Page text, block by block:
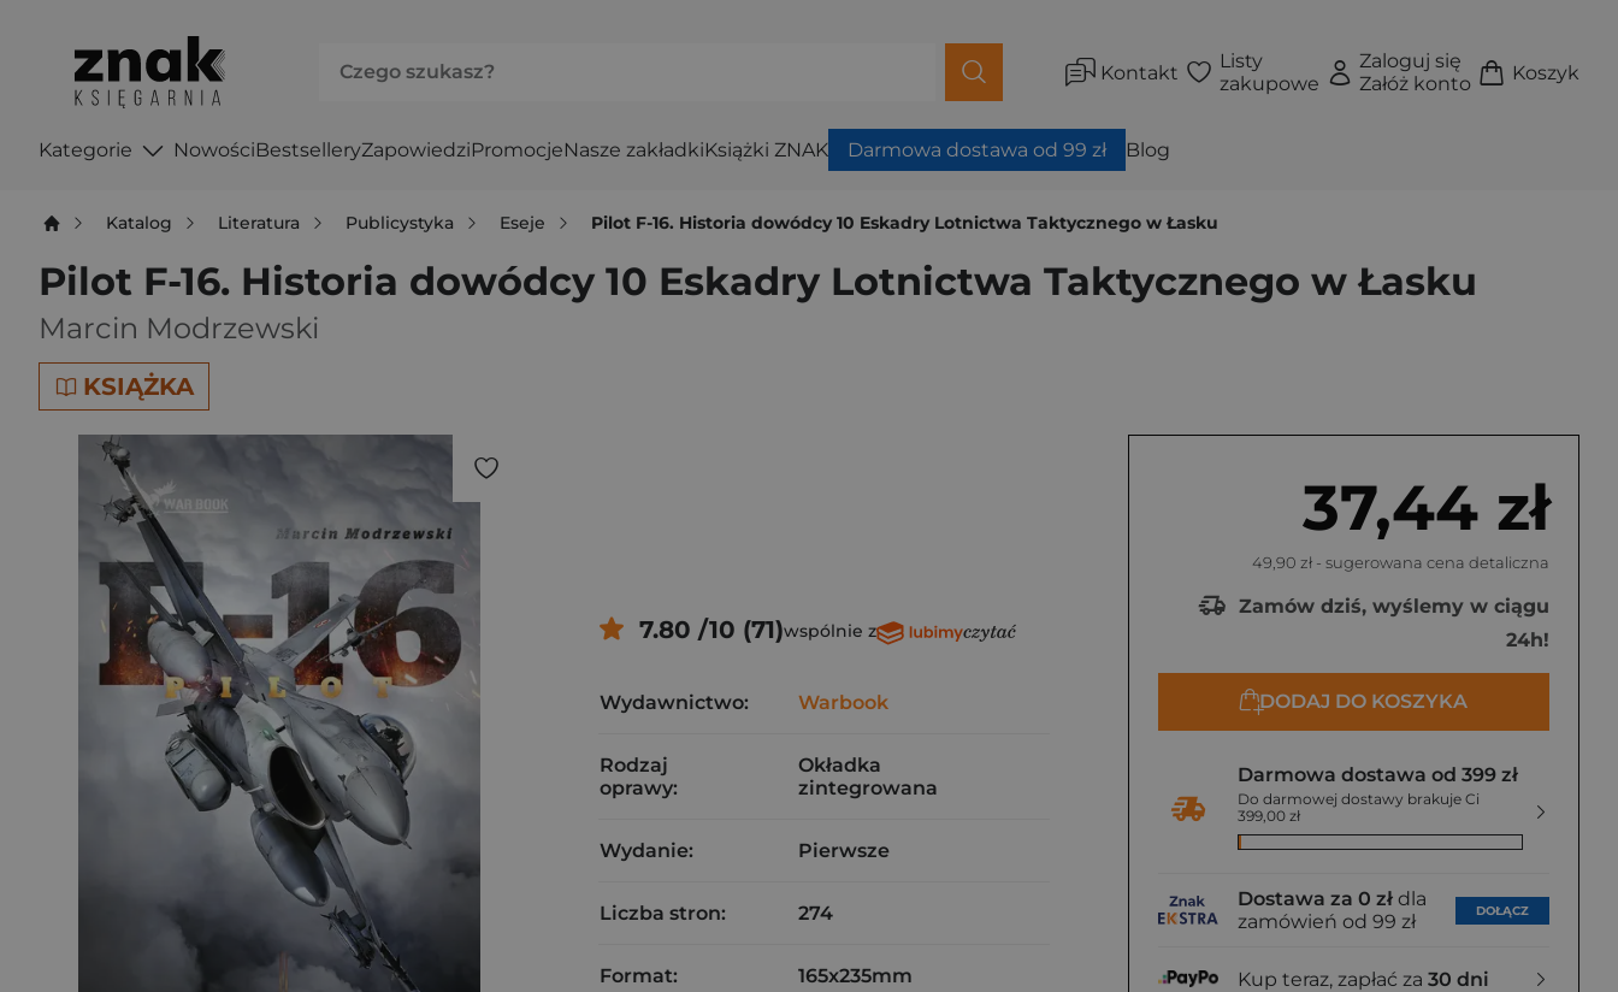
Kontakt
Listy
zakupowe
Zaloguj się
Załóż konto
Koszyk
Kategorie NowościBestselleryZapowiedziPromocjeNasze zakładkiKsiążki ZNAK Darmowa dostawa od 99 zł Blog
Katalog Literatura Publicystyka Eseje Pilot F-16. Historia dowódcy 10 Eskadry Lotnictwa Taktycznego w Łasku
Pilot F-16. Historia dowódcy 10 Eskadry Lotnictwa Taktycznego w Łasku
Marcin Modrzewski
KSIĄŻKA
37,44 zł
49,90 zł - sugerowana cena detaliczna
Zamów dziś, wyślemy w ciągu
24h!
DODAJ DO KOSZYKA
Darmowa dostawa od 399 zł
Do darmowej dostawy brakuje Ci
399,00 zł
Dostawa za 0 zł dla
zamówień od 99 zł
DOŁĄCZ
Kup teraz, zapłać za 30 dni
7.80 /10 (71)wspólnie z
Wydawnictwo: Warbook
Rodzaj
oprawy:
Okładka
zintegrowana
Wydanie: Pierwsze
Liczba stron: 274
Format: 165x235mm